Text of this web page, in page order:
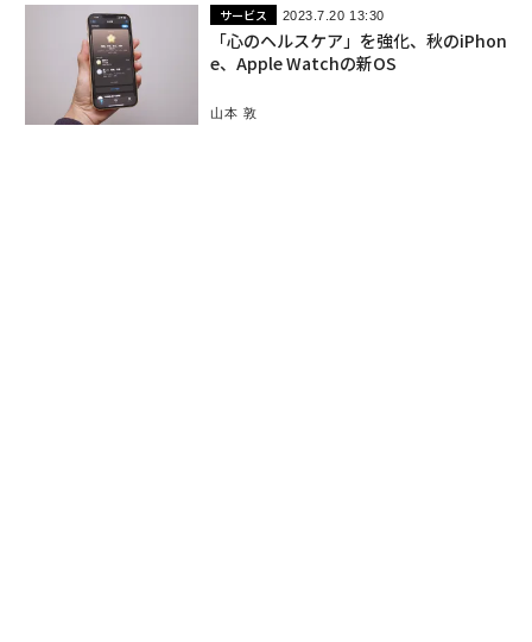
サービス 2023.7.20 13:30
「心のヘルスケア」を強化、秋のiPhon
e、Apple Watchの新OS
山本 敦